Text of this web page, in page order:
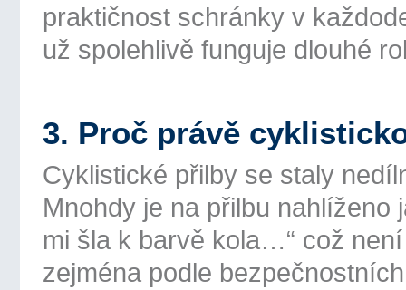
praktičnost schránky v
už spolehlivě funguje dlouhé
3. Proč právě
Cyklistické přilby se staly
Mnohdy je na přilbu
mi šla k barvě kola…“ což
zejména podle